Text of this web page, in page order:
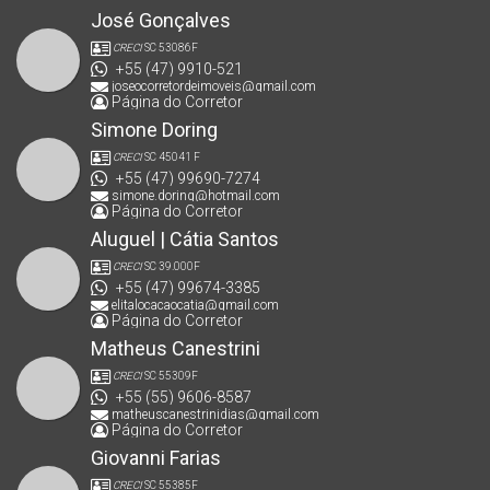
José Gonçalves
CRECISC 53086F
+55 (47) 9910-521
joseocorretordeimoveis@gmail.com
Página do Corretor
Simone Doring
CRECISC 45041 F
+55 (47) 99690-7274
simone.doring@hotmail.com
Página do Corretor
Aluguel | Cátia Santos
CRECISC 39.000F
+55 (47) 99674-3385
elitalocacaocatia@gmail.com
Página do Corretor
Matheus Canestrini
CRECISC 55309F
+55 (55) 9606-8587
matheuscanestrinidias@gmail.com
Página do Corretor
Giovanni Farias
CRECISC 55385F